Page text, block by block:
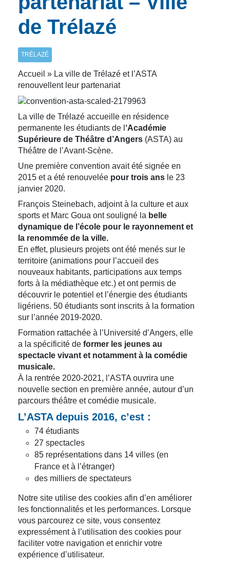
de Trélazé
TRÉLAZÉ
Accueil » La ville de Trélazé et l’ASTA
renouvellent leur partenariat
La ville de Trélazé accueille en résidence
permanente les étudiants de l ‘Académie
Supérieure de Théâtre d’Angers (ASTA) au
Théâtre de l’Avant-Scène.
Une première convention avait été signée en
2015 et a été renouvelée pour trois ans le 23
janvier 2020.
François Steinebach, adjoint à la culture et aux
sports et Marc Goua ont souligné la belle
dynamique de l’école pour le rayonnement et
la renommée de la ville.
En effet, plusieurs projets ont été menés sur le
territoire (animations pour l’accueil des
nouveaux habitants, participations aux temps
forts à la médiathèque etc.) et ont permis de
découvrir le potentiel et l’énergie des étudiants
ligériens. 50 étudiants sont inscrits à la formation
sur l’année 2019-2020.
Formation rattachée à l’Université d’Angers, elle
a la spécificité de former les jeunes au
spectacle vivant et notamment à la comédie
musicale.
À la rentrée 2020-2021, l’ASTA ouvrira une
nouvelle section en première année, autour d’un
parcours théâtre et comédie musicale.
L’ASTA depuis 2016, c’est :
74 étudiants
27 spectacles
85 représentations dans 14 villes (en
France et à l’étranger)
des milliers de spectateurs
Notre site utilise des cookies afin d’en améliorer
les fonctionnalités et les performances. Lorsque
vous parcourez ce site, vous consentez
expressément à l’utilisation des cookies pour
faciliter votre navigation et enrichir votre
expérience d’utilisateur.